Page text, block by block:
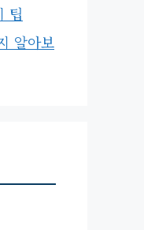
팁
알아보